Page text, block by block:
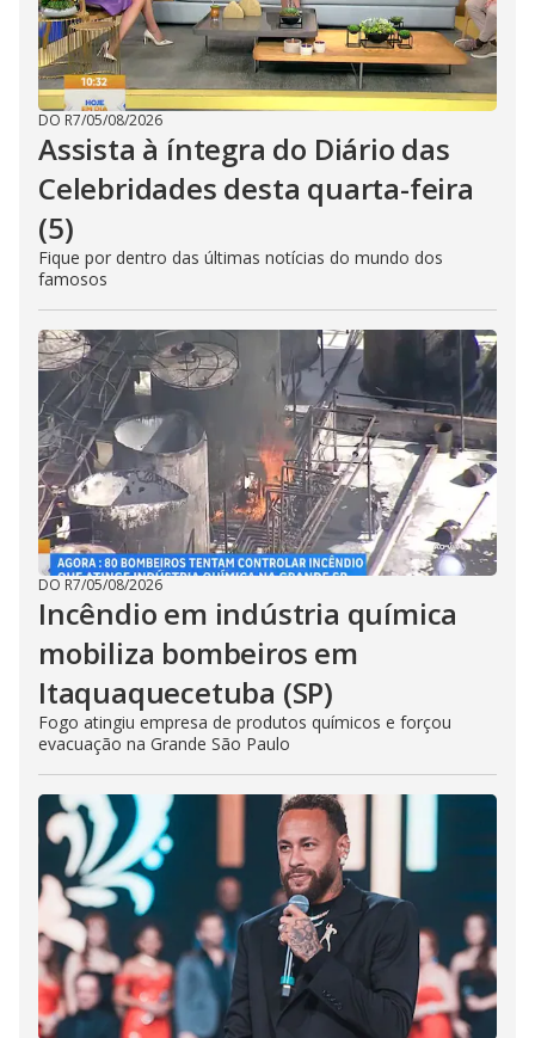
DO R7/05/08/2026
Assista à íntegra do Diário das
Celebridades desta quarta-feira
(5)
Fique por dentro das últimas notícias do mundo dos
famosos
DO R7/05/08/2026
Incêndio em indústria química
mobiliza bombeiros em
Itaquaquecetuba (SP)
Fogo atingiu empresa de produtos químicos e forçou
evacuação na Grande São Paulo